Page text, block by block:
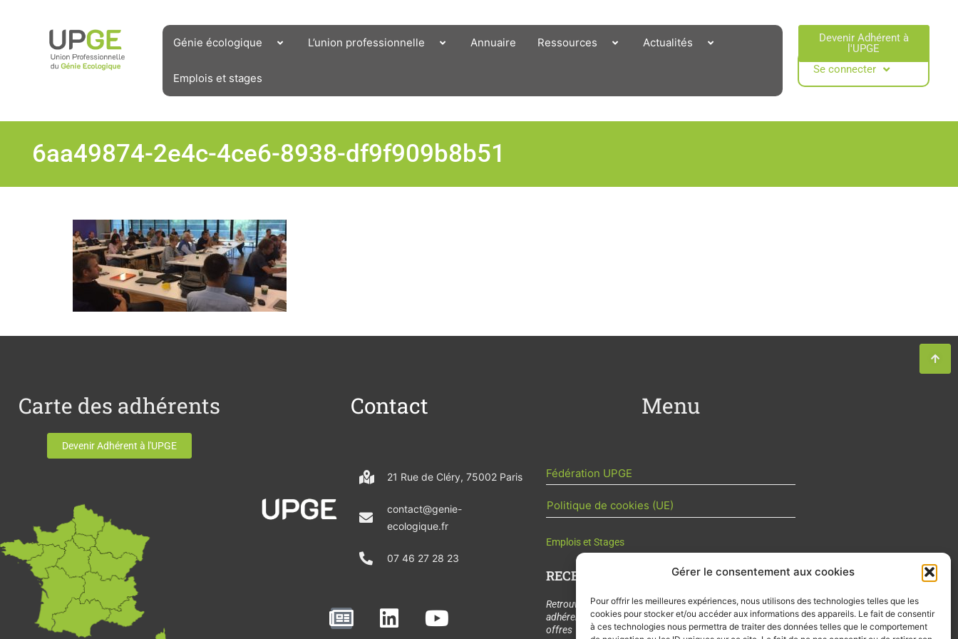
Gérer le consentement aux cookies
Pour offrir les meilleures expériences, nous utilisons des technologies telles que les
cookies pour stocker et/ou accéder aux informations des appareils. Le fait de consentir
à ces technologies nous permettra de traiter des données telles que le comportement
Génie écologique L’union professionnelle Annuaire Ressources Actualités
Emplois et stages
Devenir Adhérent à
l'UPGE​
Se connecter
6aa49874-2e4c-4ce6-8938-df9f909b8b51
Carte des adhérents
Devenir Adhérent à l'UPGE
Contact
21 Rue de Cléry, 75002 Paris
contact@genie-
ecologique.fr
07 46 27 28 23
N
e
L
i
Y
o
Menu
Fédération UPGE
Politique de cookies (UE)
Emplois et Stages
RECEVOIR L'ACTU DE LA FILIÈRE
Retrouvez tous les mois les articles terrain de nos
adhérents, les rendez-vous importants de la filière, nos
offres de stages et d’emplois…